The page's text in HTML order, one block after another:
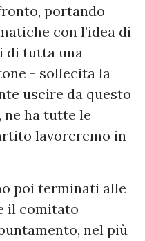
portando
con l’idea di
di tutta una
- sollecita la
uscire da questo
ne ha tutte le
lavoreremo in
poi terminati alle
il comitato
nel più